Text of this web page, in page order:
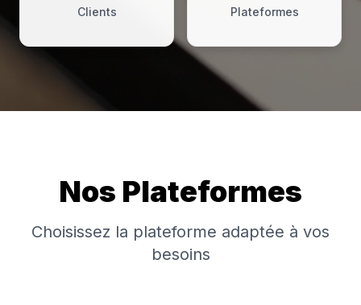
Clients Plateformes
Nos Plateformes
Choisissez la plateforme adaptée à vos
besoins